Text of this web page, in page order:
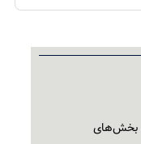
بخش‌های